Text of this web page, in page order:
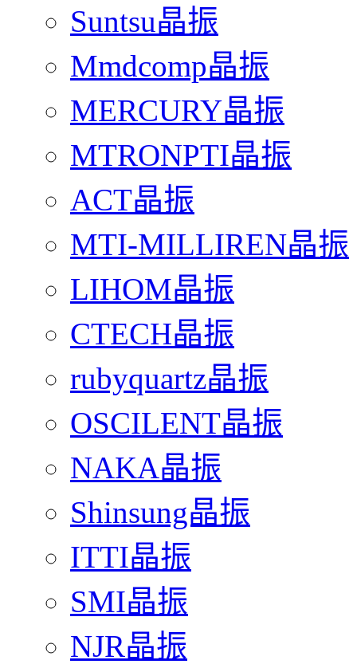
Suntsu晶振
Mmdcomp晶振
MERCURY晶振
MTRONPTI晶振
ACT晶振
MTI-MILLIREN晶振
LIHOM晶振
CTECH晶振
rubyquartz晶振
OSCILENT晶振
NAKA晶振
Shinsung晶振
ITTI晶振
SMI晶振
NJR晶振